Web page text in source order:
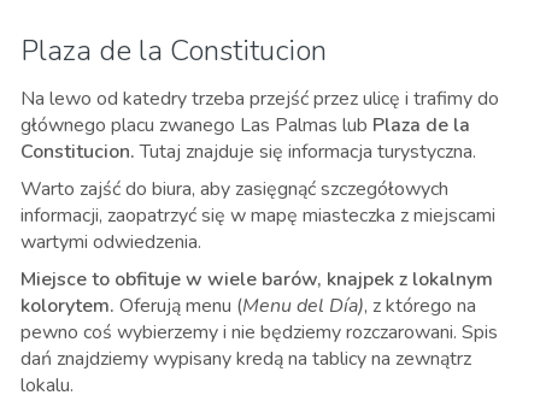
Plaza de la Constitucion
Na lewo od katedry trzeba przejść przez ulicę i trafimy do
głównego placu zwanego Las Palmas lub Plaza de la
Constitucion.Tutaj znajduje się informacja turystyczna.
Warto zajść do biura, aby zasięgnąć szczegółowych
informacji, zaopatrzyć się w mapę miasteczka z miejscami
wartymi odwiedzenia.
Miejsce to obfituje w wiele barów, knajpek z lokalnym
kolorytem. Oferują menu (Menu del Día), z którego na
pewno coś wybierzemy i nie będziemy rozczarowani. Spis
dań znajdziemy wypisany kredą na tablicy na zewnątrz
lokalu.